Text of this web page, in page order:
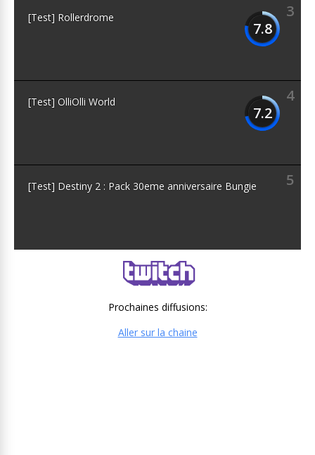
3
7.8
[Test] Rollerdrome
4
7.2
[Test] OlliOlli World
5
[Test] Destiny 2 : Pack 30eme anniversaire Bungie
Prochaines diffusions:
Aller sur la chaine